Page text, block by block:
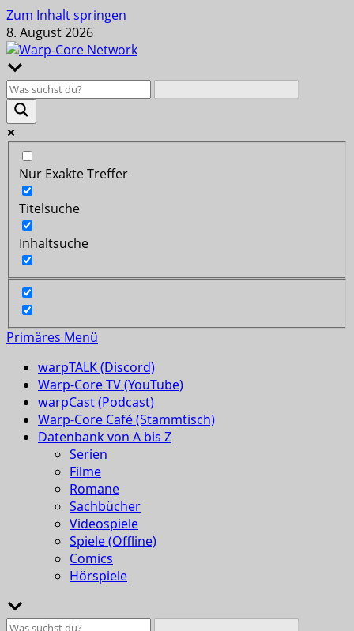
Zum Inhalt springen
8. August 2026
Nur Exakte Treffer
Titelsuche
Inhaltsuche
Primäres Menü
warpTALK (Discord)
Warp-Core TV (YouTube)
warpCast (Podcast)
Warp-Core Café (Stammtisch)
Datenbank von A bis Z
Serien
Filme
Romane
Sachbücher
Videospiele
Spiele (Offline)
Comics
Hörspiele